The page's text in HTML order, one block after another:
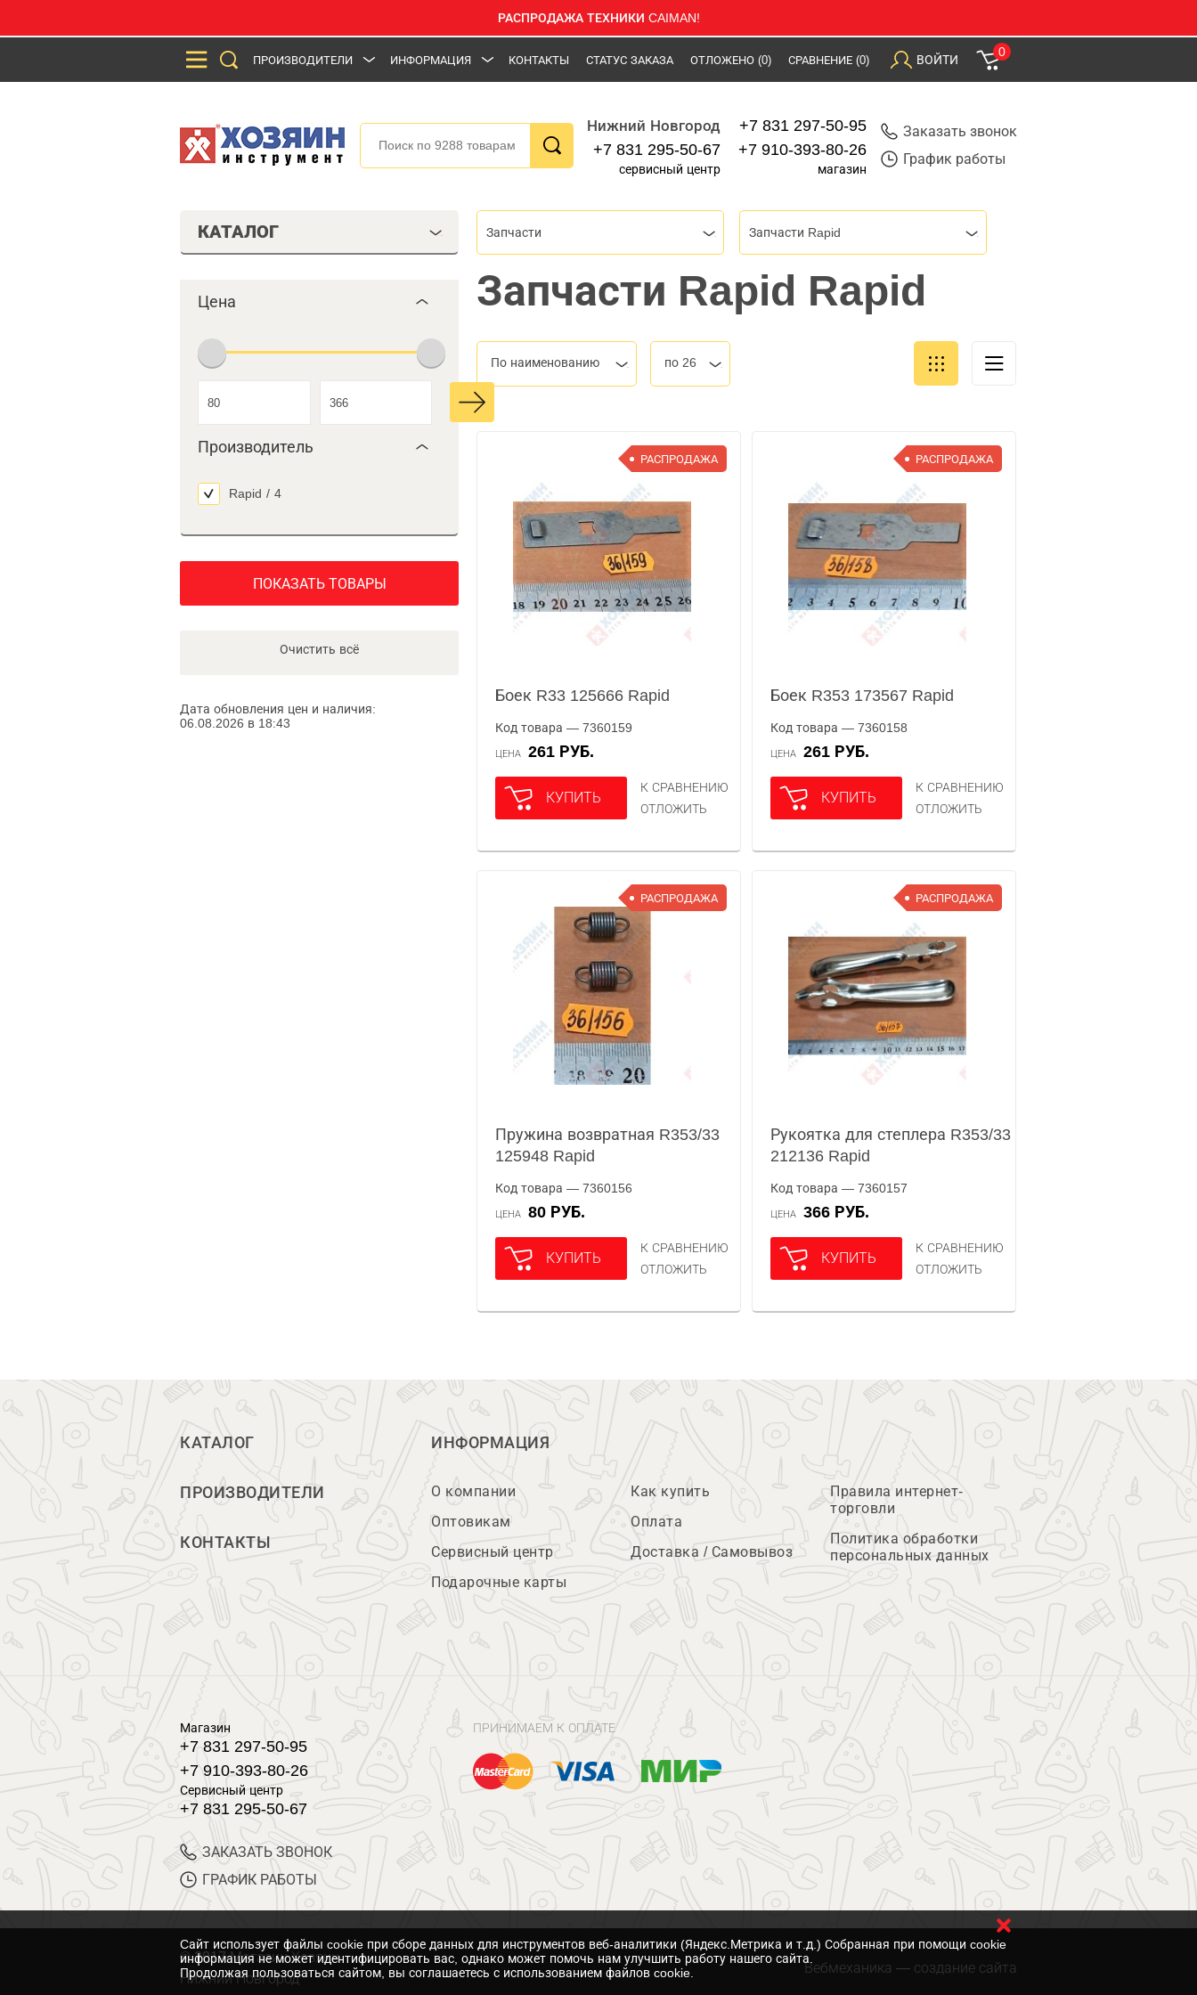
РАСПРОДАЖА ТЕХНИКИ CAIMAN!
ПРОИЗВОДИТЕЛИ ИНФОРМАЦИЯ КОНТАКТЫ СТАТУС ЗАКАЗА ОТЛОЖЕНО (0) СРАВНЕНИЕ (0) ВОЙТИ
0
Нижний Новгород
+7 831 295-50-67
сервисный центр
+7 831 297-50-95
+7 910-393-80-26
магазин
Заказать звонок
График работы
КАТАЛОГ
Цена
Производитель
Rapid / 4
ПОКАЗАТЬ ТОВАРЫ
Очистить всё
Дата обновления цен и наличия:
06.08.2026 в 18:43
Запчасти Запчасти Rapid
Запчасти Rapid Rapid
По наименованию по 26
РАСПРОДАЖА
Боек R33 125666 Rapid
Код товара — 7360159
ЦЕНА 261 РУБ.
КУПИТЬ
К СРАВНЕНИЮ
ОТЛОЖИТЬ
РАСПРОДАЖА
Боек R353 173567 Rapid
Код товара — 7360158
ЦЕНА 261 РУБ.
КУПИТЬ
К СРАВНЕНИЮ
ОТЛОЖИТЬ
РАСПРОДАЖА
Пружина возвратная R353/33
125948 Rapid
Код товара — 7360156
ЦЕНА 80 РУБ.
КУПИТЬ
К СРАВНЕНИЮ
ОТЛОЖИТЬ
РАСПРОДАЖА
Рукоятка для степлера R353/33
212136 Rapid
Код товара — 7360157
ЦЕНА 366 РУБ.
КУПИТЬ
К СРАВНЕНИЮ
ОТЛОЖИТЬ
КАТАЛОГ
ПРОИЗВОДИТЕЛИ
КОНТАКТЫ
ИНФОРМАЦИЯ
О компании
Оптовикам
Сервисный центр
Подарочные карты
Как купить
Оплата
Доставка / Самовывоз
Правила интернет-
торговли
Политика обработки
персональных данных
Магазин
+7 831 297-50-95
+7 910-393-80-26
Сервисный центр
+7 831 295-50-67
ЗАКАЗАТЬ ЗВОНОК
ГРАФИК РАБОТЫ
ПРИНИМАЕМ К ОПЛАТЕ
© 2017 Магазин Хозяин
Нижний Новгород
Вебмеханика — создание сайта
Cайт использует файлы cookie при сборе данных для инструментов веб-аналитики (Яндекс.Метрика и т.д.) Собранная при помощи cookie
информация не может идентифицировать вас, однако может помочь нам улучшить работу нашего сайта.
Продолжая пользоваться сайтом, вы соглашаетесь с использованием файлов cookie.